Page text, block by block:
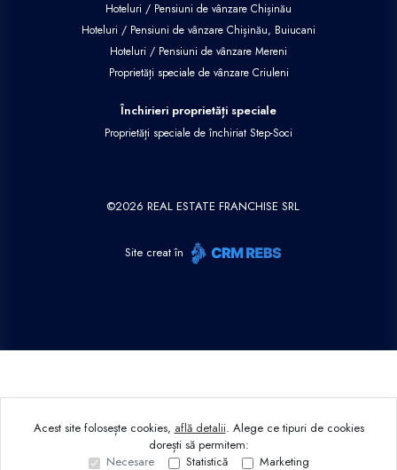
Hoteluri / Pensiuni de vânzare Chișinău
Hoteluri / Pensiuni de vânzare Chișinău, Buiucani
Hoteluri / Pensiuni de vânzare Mereni
Proprietăți speciale de vânzare Criuleni
Închirieri proprietăți speciale
Proprietăți speciale de închiriat Step-Soci
©2026 REAL ESTATE FRANCHISE SRL
Site creat în
Acest site folosește cookies, află detalii. Alege ce tipuri de cookies
dorești să permitem:
Necesare
Statistică Marketing